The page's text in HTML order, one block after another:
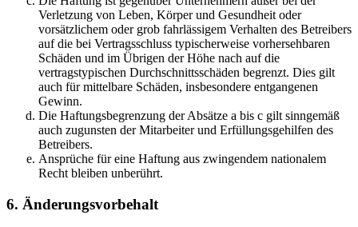
Verletzung von Leben, Körper und Gesundheit oder
vorsätzlichem oder grob fahrlässigem Verhalten des Betreibers
auf die bei Vertragsschluss typischerweise vorhersehbaren
Schäden und im Übrigen der Höhe nach auf die
vertragstypischen Durchschnittsschäden begrenzt. Dies gilt
auch für mittelbare Schäden, insbesondere entgangenen
Gewinn.
Die Haftungsbegrenzung der Absätze a bis c gilt sinngemäß
auch zugunsten der Mitarbeiter und Erfüllungsgehilfen des
Betreibers.
Ansprüche für eine Haftung aus zwingendem nationalem
Recht bleiben unberührt.
6. Änderungsvorbehalt